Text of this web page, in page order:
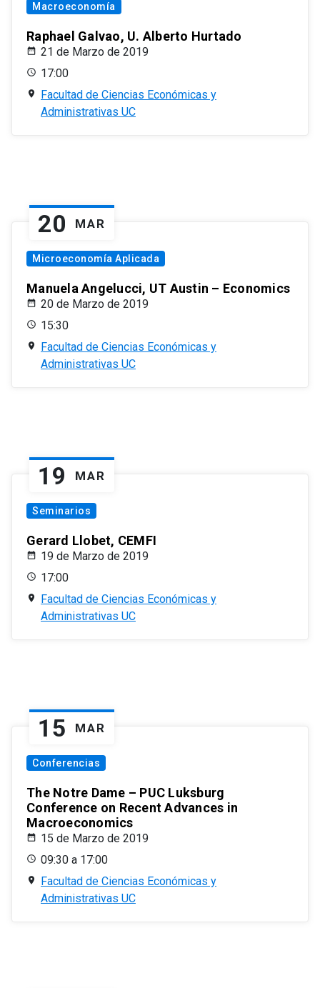
Macroeconomía
Raphael Galvao, U. Alberto Hurtado
21 de Marzo de 2019
17:00
Facultad de Ciencias Económicas y
Administrativas UC
20 MAR
Microeconomía Aplicada
Manuela Angelucci, UT Austin – Economics
20 de Marzo de 2019
15:30
Facultad de Ciencias Económicas y
Administrativas UC
19 MAR
Seminarios
Gerard Llobet, CEMFI
19 de Marzo de 2019
17:00
Facultad de Ciencias Económicas y
Administrativas UC
15 MAR
Conferencias
The Notre Dame – PUC Luksburg
Conference on Recent Advances in
Macroeconomics
15 de Marzo de 2019
09:30 a 17:00
Facultad de Ciencias Económicas y
Administrativas UC